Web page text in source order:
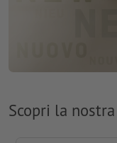
Scopri la